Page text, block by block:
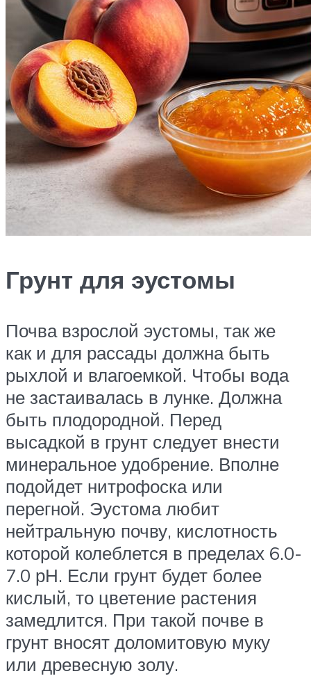
Грунт для эустомы
Почва взрослой эустомы, так же
как и для рассады должна быть
рыхлой и влагоемкой. Чтобы вода
не застаивалась в лунке. Должна
быть плодородной. Перед
высадкой в грунт следует внести
минеральное удобрение. Вполне
подойдет нитрофоска или
перегной. Эустома любит
нейтральную почву, кислотность
которой колеблется в пределах 6.0-
7.0 рН. Если грунт будет более
кислый, то цветение растения
замедлится. При такой почве в
грунт вносят доломитовую муку
или древесную золу.